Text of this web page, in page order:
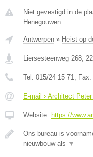
Niet gevestigd in de
Henegouwen.
Antwerpen » Heist op
Liersesteenweg 268
Tel: 015/24 15 71 , Fax:
E-mail › Architect
Website: https://
Ons bureau is
nieuwbouw als ▼